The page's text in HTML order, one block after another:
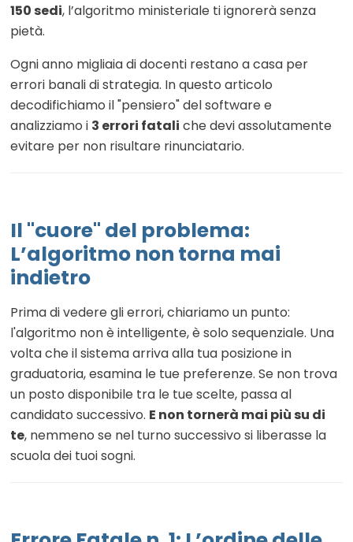
150 sedi, l’algoritmo ministeriale ti ignorerà senza
pietà.
Ogni anno migliaia di docenti restano a casa per
errori banali di strategia. In questo articolo
decodifichiamo il "pensiero" del software e
analizziamo i 3 errori fatali che devi assolutamente
evitare per non risultare rinunciatario.
Il "cuore" del problema:
L’algoritmo non torna mai
indietro
Prima di vedere gli errori, chiariamo un punto:
l'algoritmo non è intelligente, è solo sequenziale. Una
volta che il sistema arriva alla tua posizione in
graduatoria, esamina le tue preferenze. Se non trova
un posto disponibile tra le tue scelte, passa al
candidato successivo. E non tornerà mai più su di
te, nemmeno se nel turno successivo si liberasse la
scuola dei tuoi sogni.